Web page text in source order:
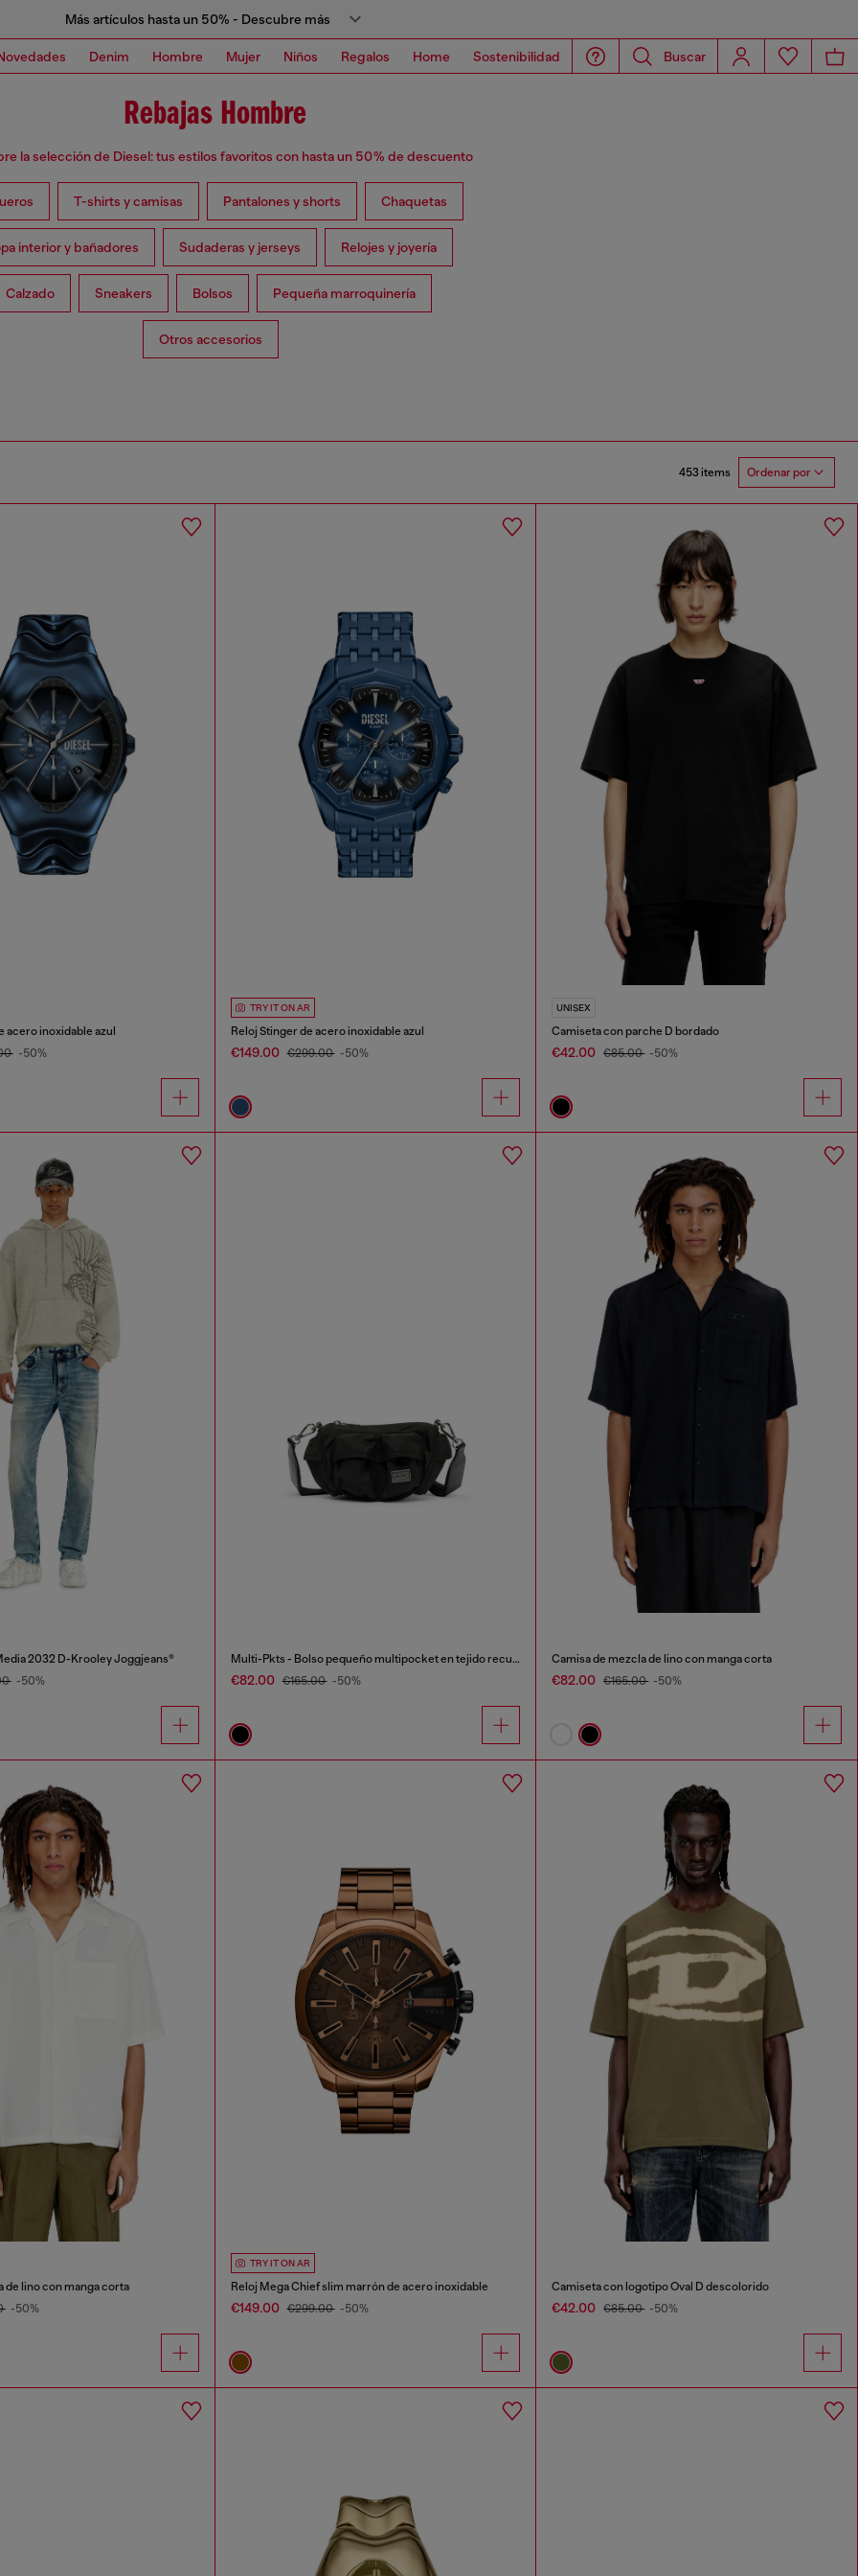
Más artículos hasta un 50% - Descubre más
Denim Hombre Mujer Niños Regalos Home Sostenibilidad Buscar
Rebajas Hombre
la selección de Diesel: tus estilos favoritos con hasta un 50 % de descuento
T-shirts y camisas Pantalones y shorts Chaquetas
interior y bañadores Sudaderas y jerseys Relojes y joyería
Calzado Sneakers Bolsos Pequeña marroquinería
Otros accesorios
453 items Ordenar por
acero inoxidable azul
-50%
TRY IT ON AR
Reloj Stinger de acero inoxidable azul
€149.00 €299.00 -50%
UNISEX
Camiseta con parche D bordado
€42.00 €85.00 -50%
2032 D-Krooley Joggjeans®
-50%
Multi-Pkts - Bolso pequeño multipocket en tejido recubierto utility
€82.00 €165.00 -50%
Camisa de mezcla de lino con manga corta
€82.00 €165.00 -50%
de lino con manga corta
-50%
TRY IT ON AR
Reloj Mega Chief slim marrón de acero inoxidable
€149.00 €299.00 -50%
Camiseta con logotipo Oval D descolorido
€42.00 €85.00 -50%